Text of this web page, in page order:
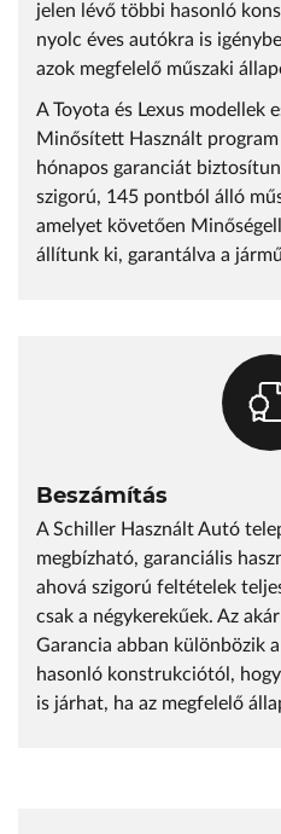
jelen lévő többi hasonló
nyolc éves autókra is
azok megfelelő műszaki
A Toyota és Lexus modellek
Minősített Használt
hónapos garanciát
szigorú, 145 pontból álló
amelyet követően
állítunk ki, garantálva a
Beszámítás
A Schiller Használt Autó
megbízható, garanciális
ahová szigorú feltételek
csak a négykerekűek. Az
Garancia abban különbözik
hasonló konstrukciótól,
is járhat, ha az megfelelő